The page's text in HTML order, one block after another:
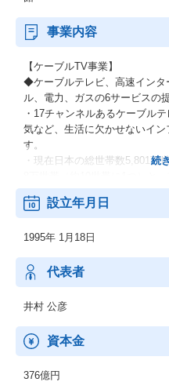
事業内容
【ケーブルTV事業】
◆ケーブルテレビ、高速インタ
ル、電力、ガスの6サービスの
・17チャンネルあるケーブル
気など、生活に欠かせないイ
す。
・現在日本の総世帯数5,801万
おります！
◆各種専門チャンネルへの出資
では、17チャンネルを運営し
◆各種VODサービスへのコン
X」
◆映画の企画製作、配給：例）
設立年月日
1995年 1月18日
代表者
井村 公彦
資本金
376億円